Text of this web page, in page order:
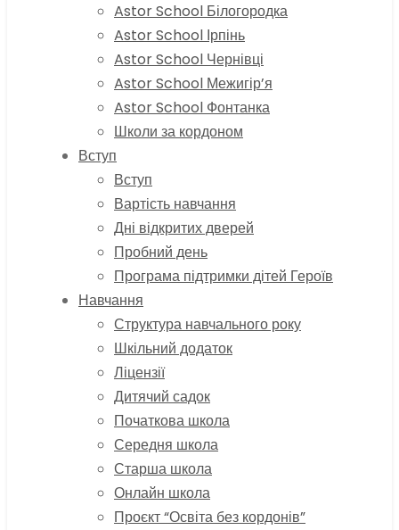
Astor School Білогородка
Astor School Ірпінь
Astor School Чернівці
Astor School Межигір’я
Astor School Фонтанка
Школи за кордоном
Вступ
Вступ
Вартість навчання
Дні відкритих дверей
Пробний день
Програма підтримки дітей Героїв
Навчання
Структура навчального року
Шкільний додаток
Ліцензії
Дитячий садок
Початкова школа
Середня школа
Старша школа
Онлайн школа
Проєкт “Освіта без кордонів”